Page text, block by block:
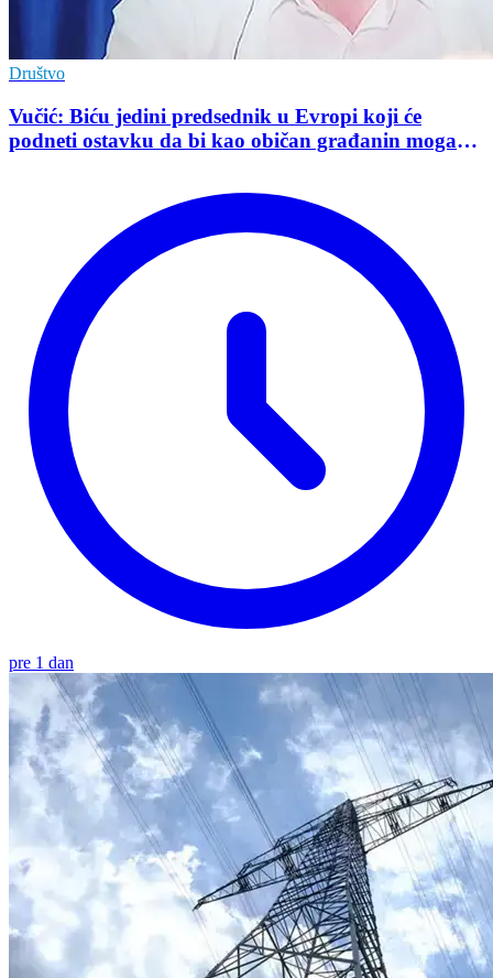
Društvo
Vučić: Biću jedini predsednik u Evropi koji će
podneti ostavku da bi kao običan građanin mogao
pre 1 dan